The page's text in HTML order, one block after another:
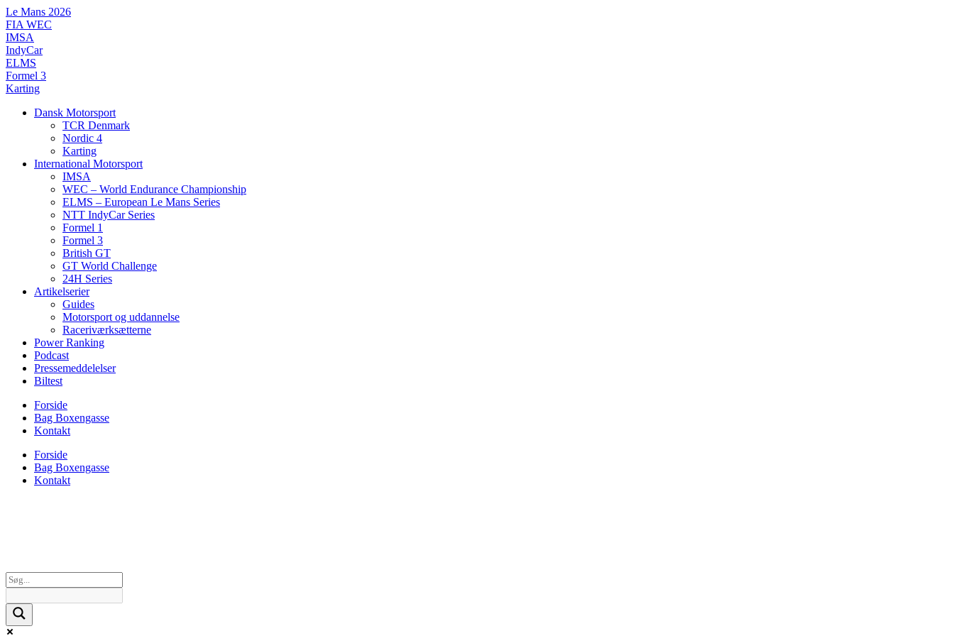
Videre
til
indhold
Le Mans 2026
FIA WEC
IMSA
IndyCar
ELMS
Formel 3
Karting
Dansk Motorsport
TCR Denmark
Nordic 4
Karting
International Motorsport
IMSA
WEC – World Endurance Championship
ELMS – European Le Mans Series
NTT IndyCar Series
Formel 1
Formel 3
British GT
GT World Challenge
24H Series
Artikelserier
Guides
Motorsport og uddannelse
Raceriværksætterne
Power Ranking
Podcast
Pressemeddelelser
Biltest
Forside
Bag Boxengasse
Kontakt
Forside
Bag Boxengasse
Kontakt